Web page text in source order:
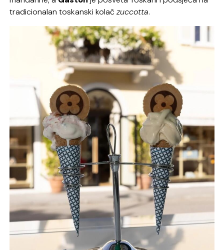
tradicionalan toskanski kolačzuccotta.